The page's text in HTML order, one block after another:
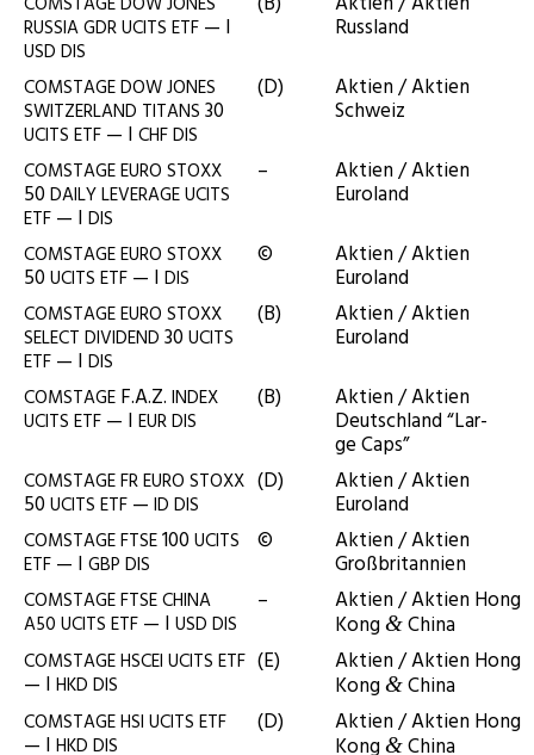
RUSSIAGDRUCITS ETF — I
USD DIS
Russland
COMSTAGEDOWJONES
SWITZERLAND TITANS 30
UCITS ETF — I CHFDIS
(D) Akti­en / Akti­en
Schweiz
COMSTAGEEURO STOXX
50 DAILYLEVERAGEUCITS
ETF — I DIS
– Akti­en / Akti­en
Euroland
COMSTAGEEURO STOXX
50 UCITS ETF — I DIS
© Akti­en / Akti­en
Euroland
COMSTAGEEURO STOXX
SELECT DIVIDEND 30 UCITS
ETF — I DIS
(B) Akti­en / Akti­en
Euroland
COMSTAGE F.A.Z. INDEX
UCITS ETF — I EURDIS
(B) Akti­en / Akti­en
Deutsch­land “Lar­
ge Caps”
COMSTAGEFREURO STOXX
50 UCITS ETF — ID DIS
(D) Akti­en / Akti­en
Euroland
COMSTAGEFTSE100 UCITS
ETF — I GBP DIS
© Akti­en / Akti­en
Großbritannien
COMSTAGEFTSECHINA
A50 UCITS ETF — I USD DIS
– Akti­en / Akti­en Hong
Kong&China
COMSTAGEHSCEI UCITS ETF
— I HKD DIS
(E) Akti­en / Akti­en Hong
Kong&China
COMSTAGEHSI UCITS ETF
— I HKD DIS
(D) Akti­en / Akti­en Hong
Kong&China